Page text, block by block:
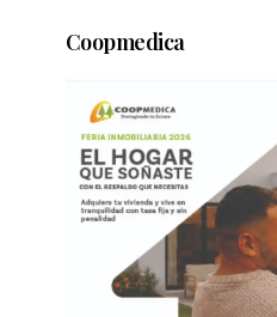
Coopmedica